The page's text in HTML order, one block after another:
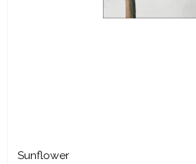
Sunflower